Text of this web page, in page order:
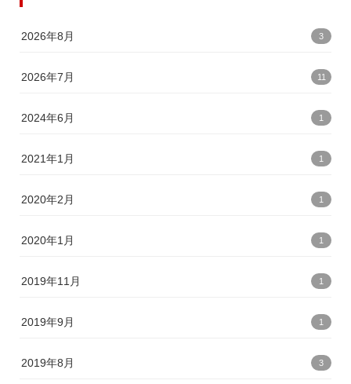
2026年8月 3
2026年7月 11
2024年6月 1
2021年1月 1
2020年2月 1
2020年1月 1
2019年11月 1
2019年9月 1
2019年8月 3